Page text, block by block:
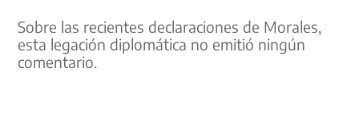
Sobre las recientes declaraciones de Morales,
esta legación diplomática no emitió ningún
comentario.